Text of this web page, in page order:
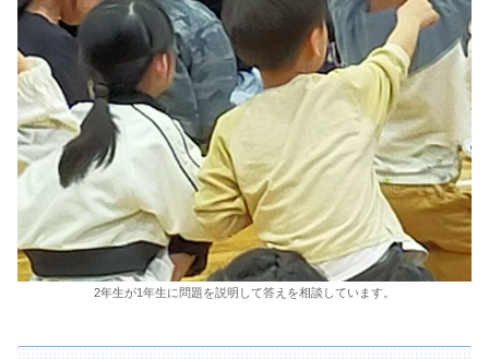
2年生が1年生に問題を説明して答えを相談しています。